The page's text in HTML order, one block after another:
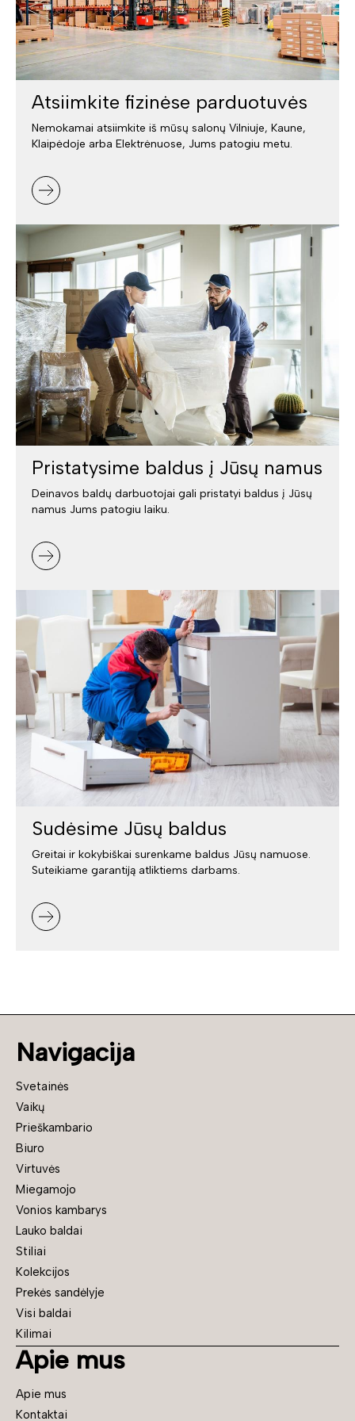
Atsiimkite fizinėse parduotuvės
Nemokamai atsiimkite iš mūsų salonų Vilniuje, Kaune,
Klaipėdoje arba Elektrėnuose, Jums patogiu metu.
Pristatysime baldus į Jūsų namus
Deinavos baldų darbuotojai gali pristatyi baldus į Jūsų
namus Jums patogiu laiku.
Sudėsime Jūsų baldus
Greitai ir kokybiškai surenkame baldus Jūsų namuose.
Suteikiame garantiją atliktiems darbams.
Navigacija
Svetainės
Vaikų
Prieškambario
Biuro
Virtuvės
Miegamojo
Vonios kambarys
Lauko baldai
Stiliai
Kolekcijos
Prekės sandėlyje
Visi baldai
Kilimai
Apie mus
Apie mus
Kontaktai